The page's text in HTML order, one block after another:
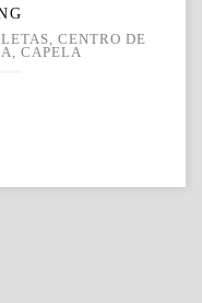
CENTRO DE
CAPELA